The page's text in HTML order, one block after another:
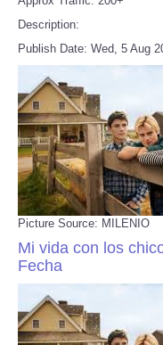
Description:
Publish Date: Wed, 5 Aug
Picture Source: MILENIO
Mi vida con los
Fecha